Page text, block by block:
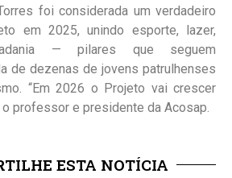
foi considerada um verdadeiro
em 2025, unindo esporte, lazer,
— pilares que seguem
de dezenas de jovens patrulhenses
“Em 2026 o Projeto vai crescer
o professor e presidente da Acosap.
ESTA NOTÍCIA